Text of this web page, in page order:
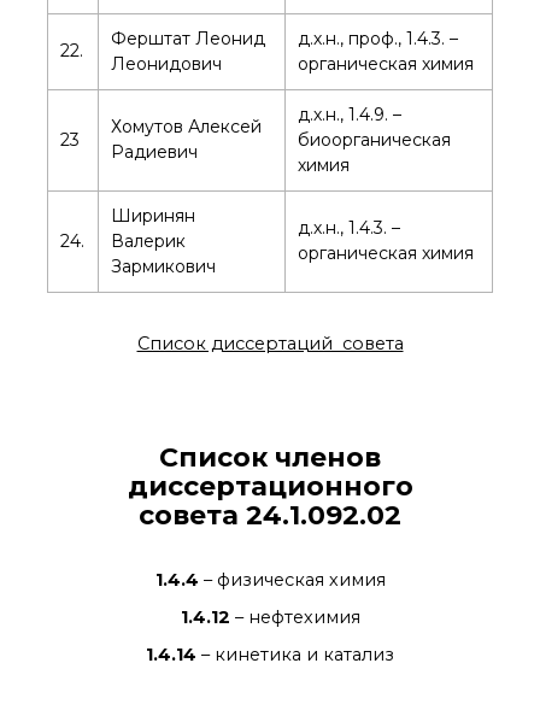
22.
Ферштат Леонид
Леонидович
д.х.н., проф., 1.4.3. –
органическая химия
23
Хомутов Алексей
Радиевич
д.х.н., 1.4.9. –
биоорганическая
химия
24.
Ширинян
Валерик
Зармикович
д.х.н., 1.4.3. –
органическая химия
Список диссертаций совета
Список членов
диссертационного
совета 24.1.092.02
1.4.4 – физическая химия
1.4.12 – нефтехимия
1.4.14 – кинетика и катализ